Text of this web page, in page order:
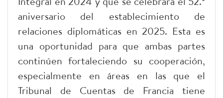
aniversario del establecimiento de
relaciones diplomáticas en 2025. Esta es
una oportunidad para que ambas partes
continúen fortaleciendo su cooperación,
especialmente en áreas en las que el
Tribunal de Cuentas de Francia tiene